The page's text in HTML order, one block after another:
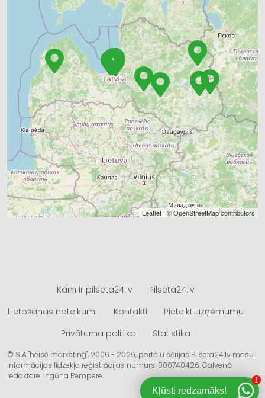
Leaflet | ©OpenStreetMapcontributors
Kam ir pilseta24.lv
Pilseta24.lv
Lietošanas noteikumi
Kontakti
Pieteikt uzņēmumu
Privātuma politika
Statistika
© SIA "heise marketing", 2006 - 2026, portālu sērijas Pilseta24.lv masu
informācijas līdzekļa reģistrācijas numurs: 000740426. Galvenā
redaktore: Ingūna Pempere.
Kļūsti redzamāks!
1